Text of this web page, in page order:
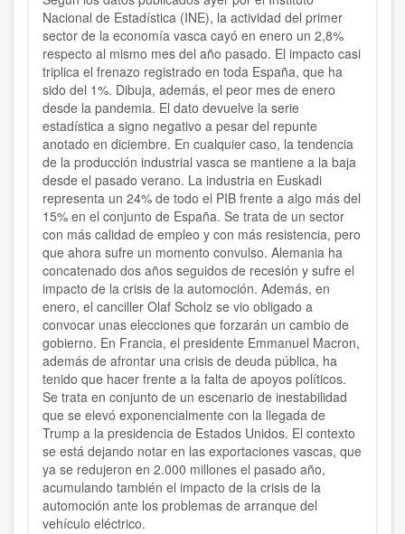
Nacional de Estadística (INE), la actividad del primer
sector de la economía vasca cayó en enero un 2,8%
respecto al mismo mes del año pasado. El impacto casi
triplica el frenazo registrado en toda España, que ha
sido del 1%. Dibuja, además, el peor mes de enero
desde la pandemia. El dato devuelve la serie
estadística a signo negativo a pesar del repunte
anotado en diciembre. En cualquier caso, la tendencia
de la producción industrial vasca se mantiene a la baja
desde el pasado verano. La industria en Euskadi
representa un 24% de todo el PIB frente a algo más del
15% en el conjunto de España. Se trata de un sector
con más calidad de empleo y con más resistencia, pero
que ahora sufre un momento convulso. Alemania ha
concatenado dos años seguidos de recesión y sufre el
impacto de la crisis de la automoción. Además, en
enero, el canciller Olaf Scholz se vio obligado a
convocar unas elecciones que forzarán un cambio de
gobierno. En Francia, el presidente Emmanuel Macron,
además de afrontar una crisis de deuda pública, ha
tenido que hacer frente a la falta de apoyos políticos.
Se trata en conjunto de un escenario de inestabilidad
que se elevó exponencialmente con la llegada de
Trump a la presidencia de Estados Unidos. El contexto
se está dejando notar en las exportaciones vascas, que
ya se redujeron en 2.000 millones el pasado año,
acumulando también el impacto de la crisis de la
automoción ante los problemas de arranque del
vehículo eléctrico.